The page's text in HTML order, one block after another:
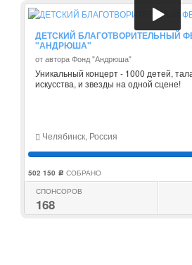
ДЕТСКИЙ БЛАГОТВОРИТЕЛЬНЫЙ
"АНДРЮША"
от автора Фонд "Андрюша"
Уникальный концерт - 1000 детей,
искусства, и звезды на одной сцене!
Челябинск, Россия
502 150 c СОБРАНО
СПОНСОРОВ
168